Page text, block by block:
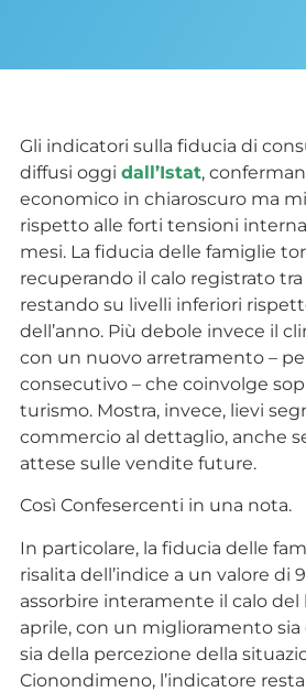
Gli indicatori sulla fiducia di
diffusi oggi dall’Istat,
economico in chiaroscuro ma
rispetto alle forti tensioni
mesi. La fiducia delle famiglie
recuperando il calo registrato
restando su livelli inferiori
dell’anno. Più debole invece il
con un nuovo arretramento –
consecutivo – che coinvolge
turismo. Mostra, invece, lievi
commercio al dettaglio, anche
attese sulle vendite future.
Così Confesercenti in una nota.
In particolare, la fiducia delle
risalita dell’indice a un valore di
assorbire interamente il calo
aprile, con un miglioramento
sia della percezione della
Cionondimeno, l’indicatore